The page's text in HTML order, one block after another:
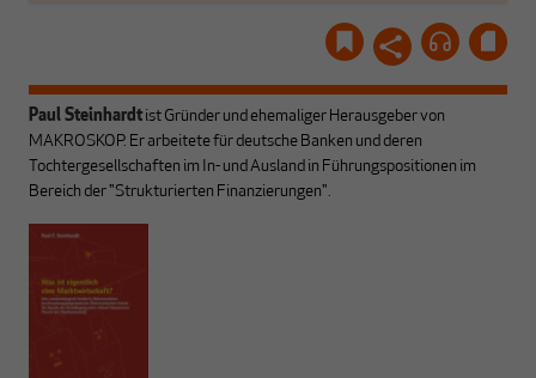
Paul Steinhardt ist Gründer und ehemaliger Herausgeber von
MAKROSKOP. Er arbeitete für deutsche Banken und deren
Tochtergesellschaften im In- und Ausland in Führungspositionen im
Bereich der "Strukturierten Finanzierungen".